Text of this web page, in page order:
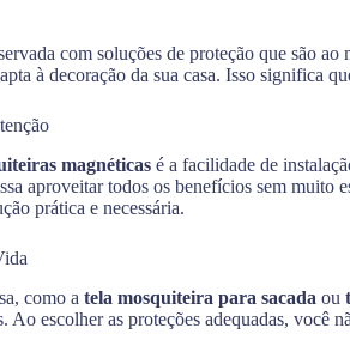
com soluções de proteção que são
à decoração da sua casa. Isso significa
magnéticas é a facilidade de
aproveitar todos os benefícios sem muito
prática e necessária.
como a tela mosquiteira para sacada ou
Ao escolher as proteções adequadas,